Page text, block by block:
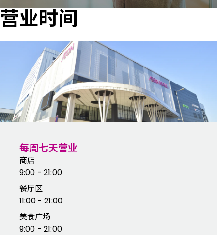
营业时间
每周七天营业
商店
9:00 - 21:00
餐厅区
11:00 - 21:00
美食广场
9:00 - 21:00